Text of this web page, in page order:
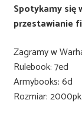
Spotykamy się
przestawianie
Zagramy w
Rulebook: 7ed
Armybooks: 6d
Rozmiar: